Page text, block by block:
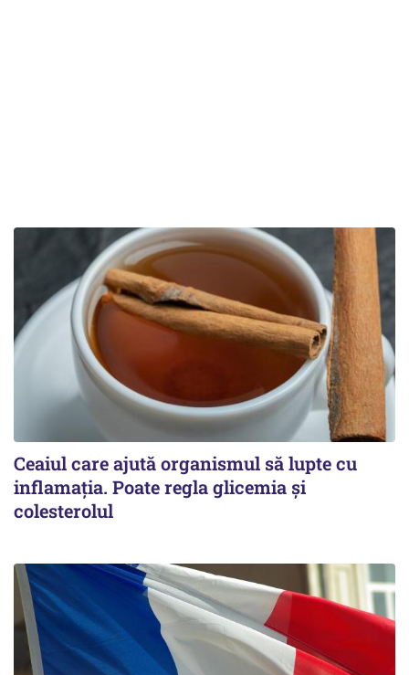
Ceaiul care ajută organismul să lupte cu
inflamația. Poate regla glicemia și
colesterolul